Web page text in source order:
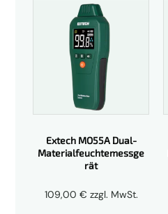
Extech MO55A Dual-
Materialfeuchtemessge
rät
109,00 € zzgl. MwSt.